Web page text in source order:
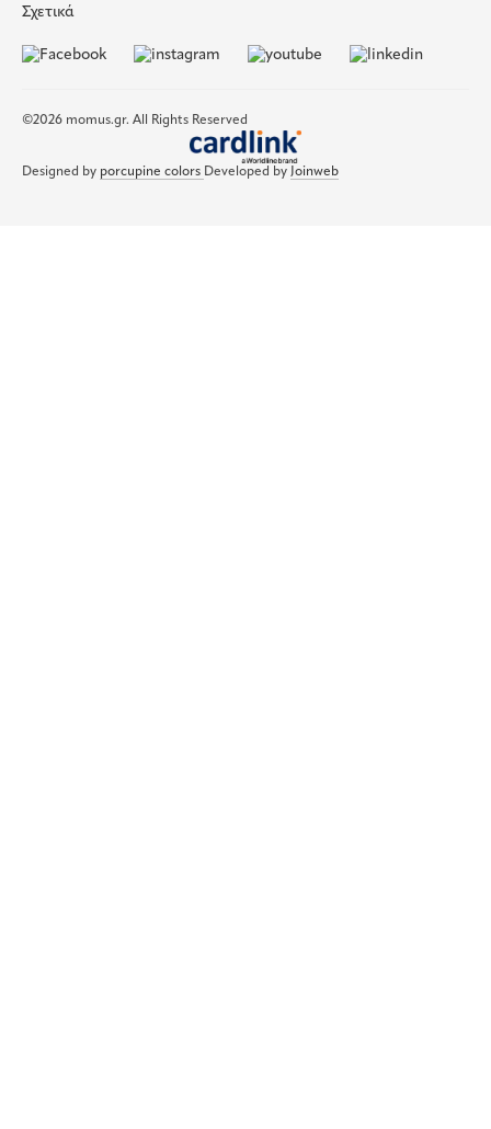
Σχετικά
©2026 momus.gr. All Rights Reserved
Designed by porcupine colors Developed by Joinweb